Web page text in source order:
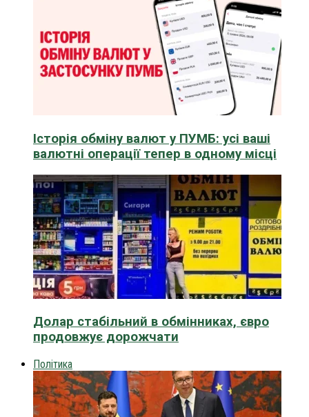
Історія обміну валют у ПУМБ: усі ваші
валютні операції тепер в одному місці
Долар стабільний в обмінниках, євро
продовжує дорожчати
Політика